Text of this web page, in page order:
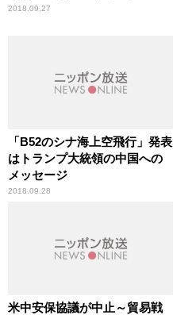
2018.09.27
「B52のシナ海上空飛行」発表
はトランプ大統領の中国への
メッセージ
2018.09.28
米中安保協議が中止～貿易戦